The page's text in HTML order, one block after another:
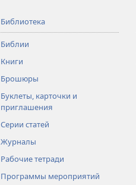
Библиотека
Библии
Книги
Брошюры
Буклеты, карточки и
приглашения
Серии статей
Журналы
Рабочие тетради
Программы мероприятий